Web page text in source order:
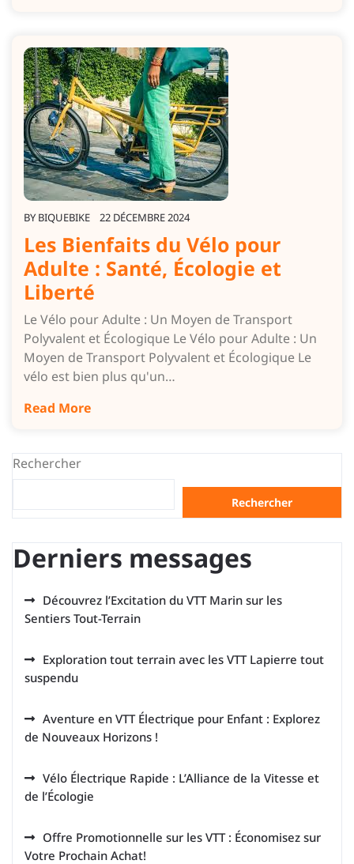
BY BIQUEBIKE 22 DÉCEMBRE 2024
Les Bienfaits du Vélo pour
Adulte : Santé, Écologie et
Liberté
Le Vélo pour Adulte : Un Moyen de Transport
Polyvalent et Écologique Le Vélo pour Adulte : Un
Moyen de Transport Polyvalent et Écologique Le
vélo est bien plus qu'un…
Read More
Rechercher
Rechercher
Derniers messages
Découvrez l’Excitation du VTT Marin sur les
Sentiers Tout-Terrain
Exploration tout terrain avec les VTT Lapierre tout
suspendu
Aventure en VTT Électrique pour Enfant : Explorez
de Nouveaux Horizons !
Vélo Électrique Rapide : L’Alliance de la Vitesse et
de l’Écologie
Offre Promotionnelle sur les VTT : Économisez sur
Votre Prochain Achat!